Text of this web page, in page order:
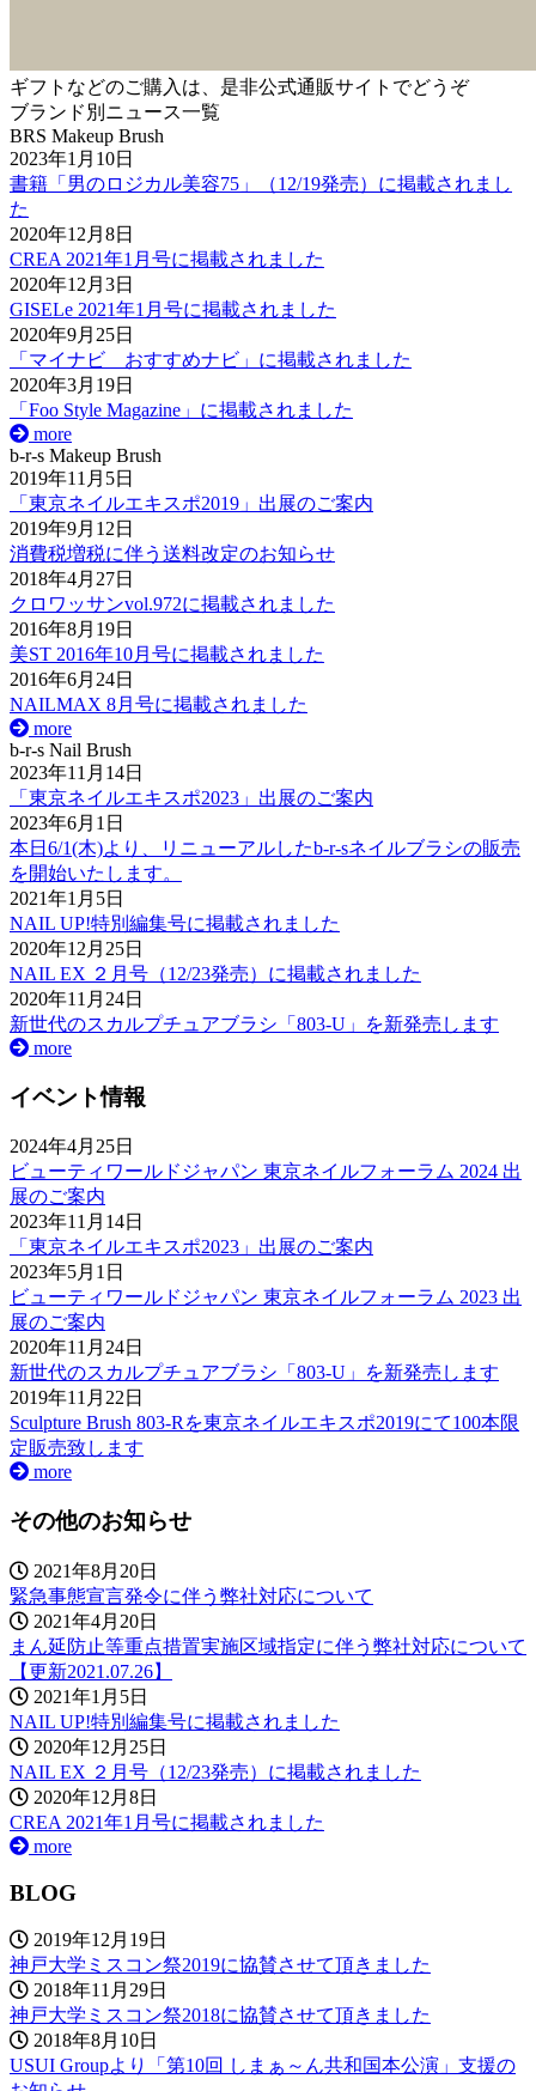
ギフトなどのご購入は、是非公式通販サイトでどうぞ
ブランド別ニュース一覧
BRS Makeup Brush
2023年1月10日
書籍「男のロジカル美容75」（12/19発売）に掲載されまし
た
2020年12月8日
CREA 2021年1月号に掲載されました
2020年12月3日
GISELe 2021年1月号に掲載されました
2020年9月25日
「マイナビ おすすめナビ」に掲載されました
2020年3月19日
「Foo Style Magazine」に掲載されました
more
b-r-s Makeup Brush
2019年11月5日
「東京ネイルエキスポ2019」出展のご案内
2019年9月12日
消費税増税に伴う送料改定のお知らせ
2018年4月27日
クロワッサンvol.972に掲載されました
2016年8月19日
美ST 2016年10月号に掲載されました
2016年6月24日
NAILMAX 8月号に掲載されました
more
b-r-s Nail Brush
2023年11月14日
「東京ネイルエキスポ2023」出展のご案内
2023年6月1日
本日6/1(木)より、リニューアルしたb-r-sネイルブラシの販売
を開始いたします。
2021年1月5日
NAIL UP!特別編集号に掲載されました
2020年12月25日
NAIL EX ２月号（12/23発売）に掲載されました
2020年11月24日
新世代のスカルプチュアブラシ「803-U」を新発売します
more
イベント情報
2024年4月25日
ビューティワールドジャパン 東京ネイルフォーラム 2024 出
展のご案内
2023年11月14日
「東京ネイルエキスポ2023」出展のご案内
2023年5月1日
ビューティワールドジャパン 東京ネイルフォーラム 2023 出
展のご案内
2020年11月24日
新世代のスカルプチュアブラシ「803-U」を新発売します
2019年11月22日
Sculpture Brush 803-Rを東京ネイルエキスポ2019にて100本限
定販売致します
more
その他のお知らせ
2021年8月20日
緊急事態宣言発令に伴う弊社対応について
2021年4月20日
まん延防止等重点措置実施区域指定に伴う弊社対応について
【更新2021.07.26】
2021年1月5日
NAIL UP!特別編集号に掲載されました
2020年12月25日
NAIL EX ２月号（12/23発売）に掲載されました
2020年12月8日
CREA 2021年1月号に掲載されました
more
BLOG
2019年12月19日
神戸大学ミスコン祭2019に協賛させて頂きました
2018年11月29日
神戸大学ミスコン祭2018に協賛させて頂きました
2018年8月10日
USUI Groupより「第10回 しまぁ～ん共和国本公演」支援の